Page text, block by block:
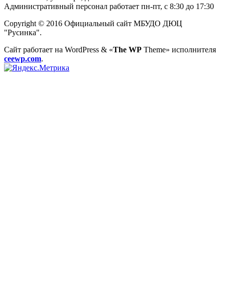
Административный персонал работает пн-пт, с 8:30 до 17:30
Copyright © 2016 Официальный сайт МБУДО ДЮЦ
"Русинка".
Сайт работает на WordPress & «The WP Theme» исполнителя
ceewp.com.